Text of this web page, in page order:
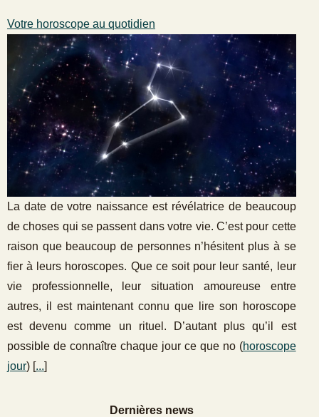
Votre horoscope au quotidien
La date de votre naissance est révélatrice de beaucoup
de choses qui se passent dans votre vie. C’est pour cette
raison que beaucoup de personnes n’hésitent plus à se
fier à leurs horoscopes. Que ce soit pour leur santé, leur
vie professionnelle, leur situation amoureuse entre
autres, il est maintenant connu que lire son horoscope
est devenu comme un rituel. D’autant plus qu’il est
possible de connaître chaque jour ce que no (horoscope
jour) [...]
Dernières news